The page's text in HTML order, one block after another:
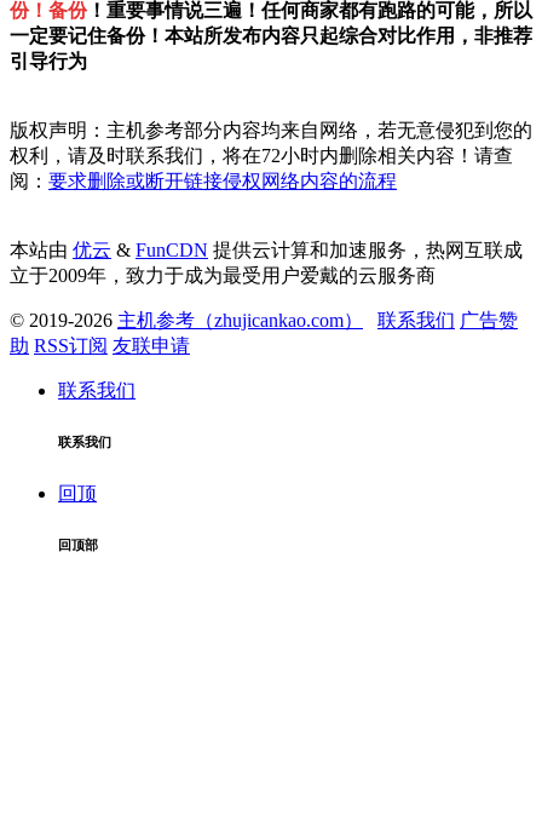
份！备份！重要事情说三遍！任何商家都有跑路的可能，所以
一定要记住备份！本站所发布内容只起综合对比作用，非推荐
引导行为
版权声明：主机参考部分内容均来自网络，若无意侵犯到您的
权利，请及时联系我们，将在72小时内删除相关内容！请查
阅： 要求删除或断开链接侵权网络内容的流程
本站由 优云 & FunCDN 提供云计算和加速服务，热网互联成
立于2009年，致力于成为最受用户爱戴的云服务商
© 2019-2026 主机参考（zhujicankao.com） 联系我们 广告赞
助 RSS订阅 友联申请
联系我们
联系我们
回顶
回顶部